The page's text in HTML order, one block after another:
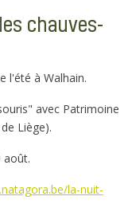
chauves-
l'été à Walhain.
avec Patrimoine
Liège).
août.
la-nuit-